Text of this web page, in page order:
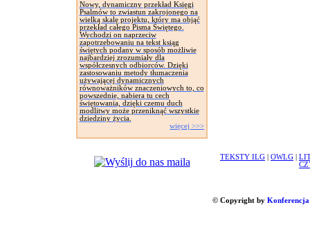
Nowy, dynamiczny przekład Księgi
Psalmów to zwiastun zakrojonego na
wielką skalę projektu, który ma objąć
przekład całego Pisma Świętego.
Wychodzi on naprzeciw
zapotrzebowaniu na tekst ksiąg
świętych podany w sposób możliwie
najbardziej zrozumiały dla
współczesnych odbiorców. Dzięki
zastosowaniu metody tłumaczenia
używającej dynamicznych
równoważników znaczeniowych to, co
powszednie, nabiera tu cech
świętowania, dzięki czemu duch
modlitwy może przeniknąć wszystkie
dziedziny życia.
więcej >>>
TEKSTY ILG OWLG
© Copyright by Konferencja